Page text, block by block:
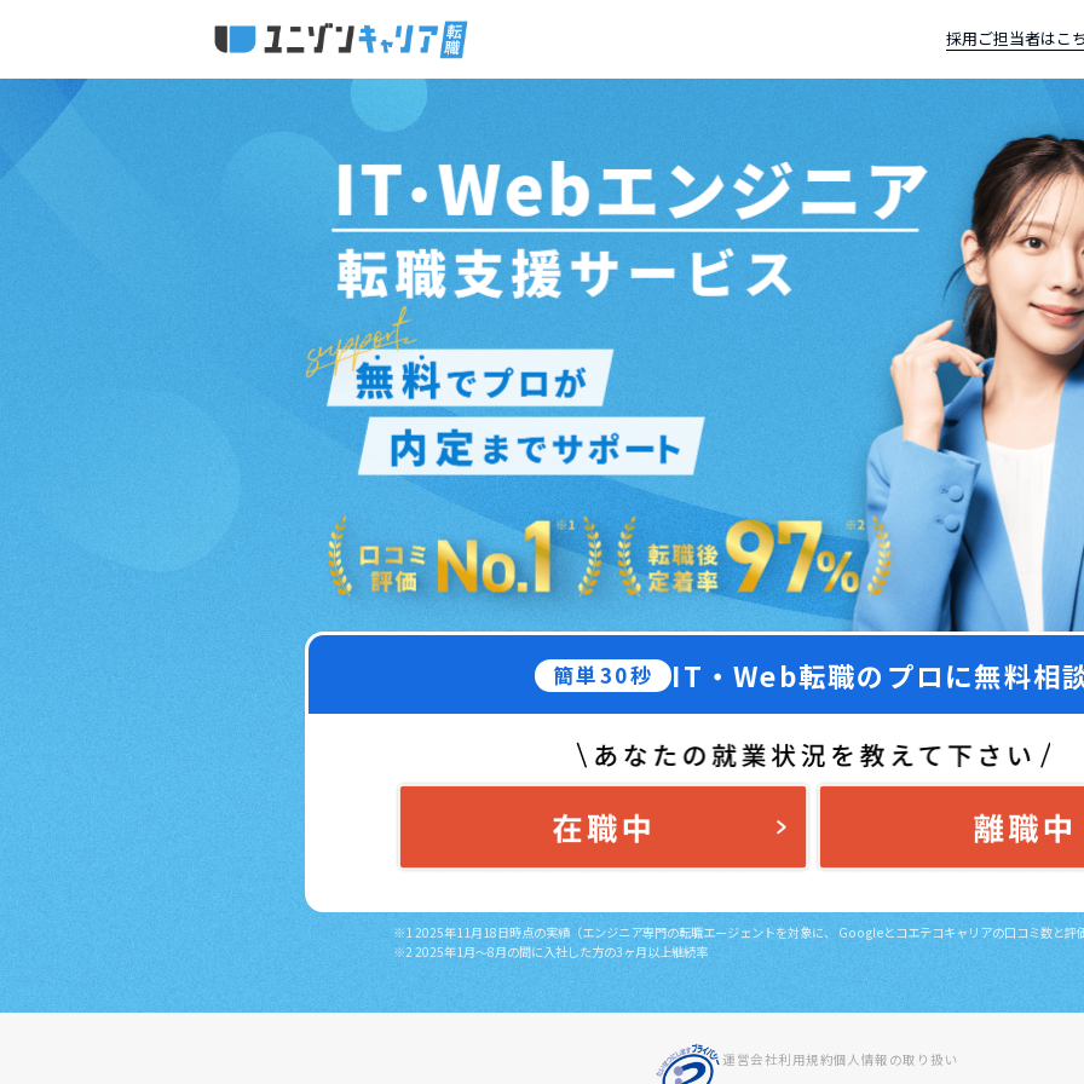
採用ご担当者はこ
簡単30秒 IT・Web転職のプロに無料相
※1 2025年11月18日時点の実績（エンジニア専門の転職エージェントを対象に、 Googleとコエテコキャリアの口コミ数と評
※2 2025年1月～8月の間に入社した方の3ヶ月以上継続率
運営会社利用規約個人情報の取り扱い